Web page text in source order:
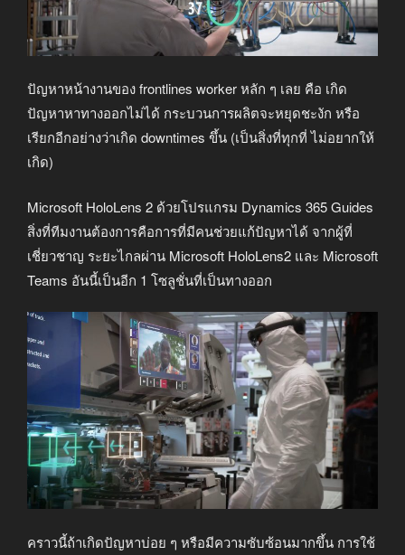
ปัญหาหน้างานของ frontlines worker หลัก ๆ เลย คือ เกิด
ปัญหาหาทางออกไม่ได้ กระบวนการผลิตจะหยุดชะงัก หรือ
เรียกอีกอย่างว่าเกิด downtimes ขึ้น (เป็นสิ่งที่ทุกที่ ไม่อยากให้
เกิด)
Microsoft HoloLens 2 ด้วยโปรแกรม Dynamics 365 Guides
สิ่งที่ทีมงานต้องการคือการที่มีคนช่วยแก้ปัญหาได้ จากผู้ที่
เชี่ยวชาญ ระยะไกลผ่าน Microsoft HoloLens2 และ Microsoft
Teams อันนี้เป็นอีก 1 โซลูชั่นที่เป็นทางออก
คราวนี้ถ้าเกิดปัญหาบ่อย ๆ หรือมีความซับซ้อนมากขึ้น การใช้